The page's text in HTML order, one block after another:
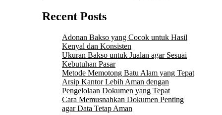
Recent Posts
Adonan Bakso yang Cocok untuk Hasil
Kenyal dan Konsisten
Ukuran Bakso untuk Jualan agar Sesuai
Kebutuhan Pasar
Metode Memotong Batu Alam yang Tepat
Arsip Kantor Lebih Aman dengan
Pengelolaan Dokumen yang Tepat
Cara Memusnahkan Dokumen Penting
agar Data Tetap Aman